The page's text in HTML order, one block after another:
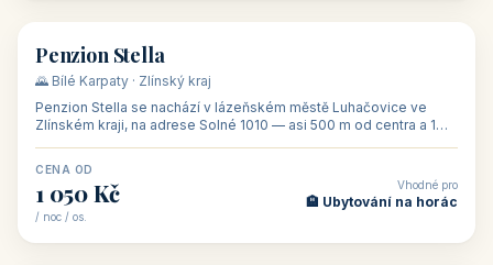
🏡 penzion
Penzion Stella
🌄 Bílé Karpaty · Zlínský kraj
Penzion Stella se nachází v lázeňském městě Luhačovice ve
Zlínském kraji, na adrese Solné 1010 — asi 500 m od centra a 1
CENA OD
1 050 Kč
/ noc / os.
Vhodné pro
🏨 Ubytování na horác